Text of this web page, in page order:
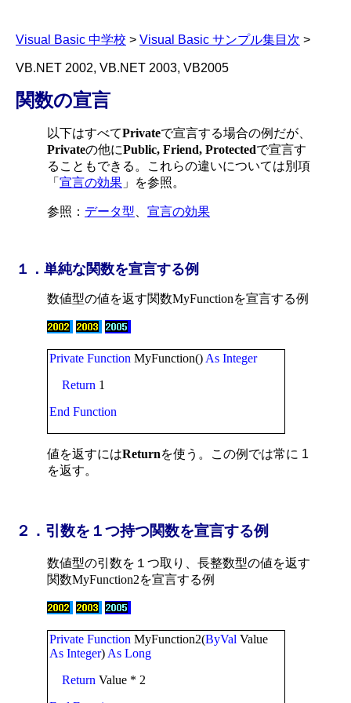
Visual Basic 中学校 > Visual Basic サンプル集目次 >
VB.NET 2002, VB.NET 2003, VB2005
関数の宣言
以下はすべてPrivateで宣言する場合の例だが、
Privateの他にPublic, Friend, Protectedで宣言す
ることもできる。これらの違いについては別項
「 宣言の効果 」を参照。
参照： データ型 宣言の効果
１．単純な関数を宣言する例
数値型の値を返す関数MyFunctionを宣言する例
Private Function MyFunction() As Integer
Return 1
End Function
値を返すにはReturnを使う。この例では常に 1
を返す。
２．引数を１つ持つ関数を宣言する例
数値型の引数を１つ取り、長整数型の値を返す
関数MyFunction2を宣言する例
Private Function MyFunction2(ByVal Value
As Integer)As Long
Return Value * 2